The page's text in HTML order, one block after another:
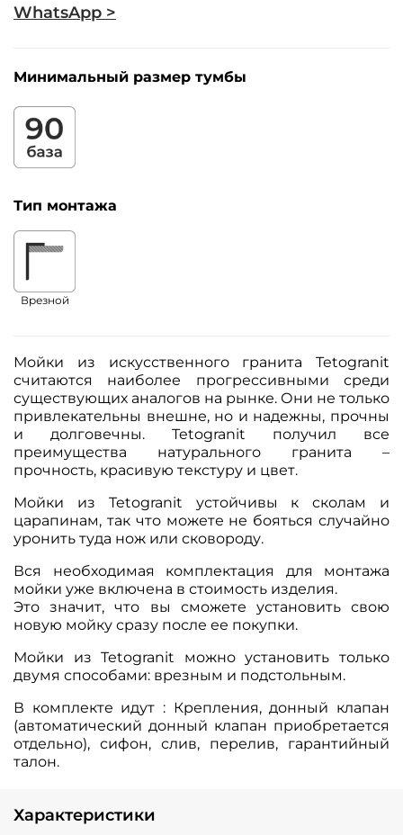
WhatsApp >
Минимальный размер тумбы
Тип монтажа
Врезной
Мойки из искусственного гранита Tetogranit
считаются наиболее прогрессивными среди
существующих аналогов на рынке. Они не только
привлекательны внешне, но и надежны, прочны
и долговечны. Tetogranit получил все
преимущества натурального гранита –
прочность, красивую текстуру и цвет.
Мойки из Tetogranit устойчивы к сколам и
царапинам, так что можете не бояться случайно
уронить туда нож или сковороду.
Вся необходимая комплектация для монтажа
мойки уже включена в стоимость изделия.
Это значит, что вы сможете установить свою
новую мойку сразу после ее покупки.
Мойки из Tetogranit можно установить только
двумя способами: врезным и подстольным.
В комплекте идут : Крепления, донный клапан
(автоматический донный клапан приобретается
отдельно), сифон, слив, перелив, гарантийный
талон.
Характеристики